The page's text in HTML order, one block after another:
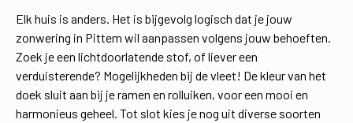
Elk huis is anders. Het is bijgevolg logisch dat je jouw
zonwering in Pittem wil aanpassen volgens jouw behoeften.
Zoek je een lichtdoorlatende stof, of liever een
verduisterende? Mogelijkheden bij de vleet! De kleur van het
doek sluit aan bij je ramen en rolluiken, voor een mooi en
harmonieus geheel. Tot slot kies je nog uit diverse soorten